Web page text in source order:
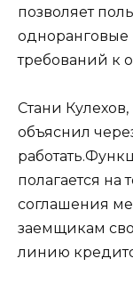
позволяет
требований к
Стани
объяснил
полагается на
соглашения
заемщикам
линию